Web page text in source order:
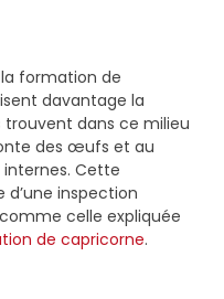
la formation de
davantage la
trouvent dans ce milieu
des œufs et au
Cette
d’une inspection
celle expliquée
de capricorne.